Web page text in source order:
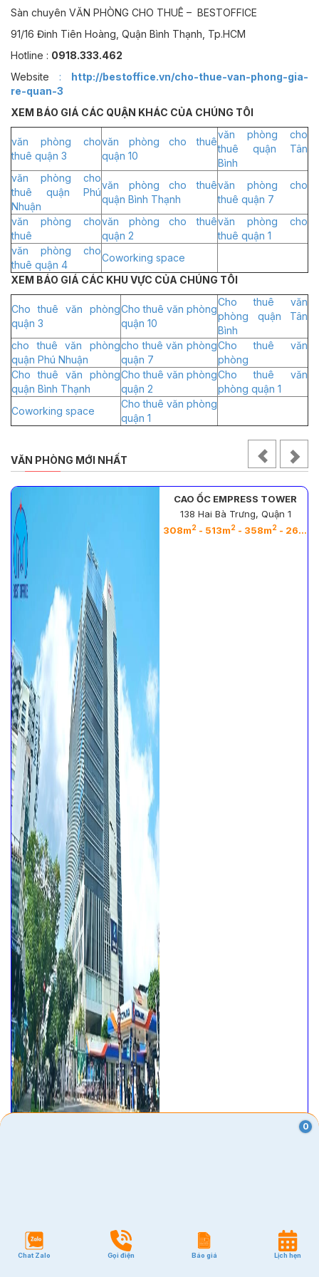
Sàn chuyên VĂN PHÒNG CHO THUÊ – BESTOFFICE
91/16 Đinh Tiên Hoàng, Quận Bình Thạnh, Tp.HCM
Hotline : 0918.333.462
Website : http://bestoffice.vn/cho-thue-van-phong-gia-
re-quan-3
XEM BÁO GIÁ CÁC QUẬN KHÁC CỦA CHÚNG TÔI
văn phòng cho
thuê quận 3
văn phòng cho thuê
quận 10
văn phòng cho
thuê quận Tân
Bình
văn phòng cho
thuê quận Phú
Nhuận
văn phòng cho thuê
quận Bình Thạnh
văn phòng cho
thuê quận 7
văn phòng cho
thuê
văn phòng cho thuê
quận 2
văn phòng cho
thuê quận 1
văn phòng cho
thuê quận 4
Coworking space
XEM BÁO GIÁ CÁC KHU VỰC CỦA CHÚNG TÔI
Cho thuê văn phòng
quận 3
Cho thuê văn phòng
quận 10
Cho thuê văn
phòng quận Tân
Bình
cho thuê văn phòng
quận Phú Nhuận
cho thuê văn phòng
quận 7
Cho thuê văn
phòng
Cho thuê văn phòng
quận Bình Thạnh
Cho thuê văn phòng
quận 2
Cho thuê văn
phòng quận 1
Coworking space
Cho thuê văn phòng
quận 1
VĂN PHÒNG MỚI NHẤT
CAO ỐC EMPRESS TOWER
138 Hai Bà Trưng, Quận 1
308m2 - 513m2 - 358m2 - 263m
Chat Zalo Gọi điện Báo giá Lịch hẹn
0